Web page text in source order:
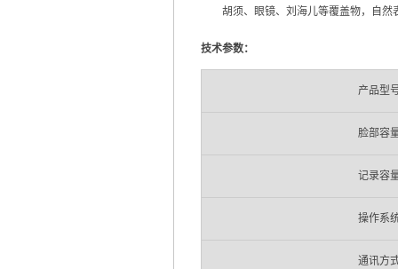
胡须、眼镜、刘海儿等覆盖物，自然
技术参数：
产品型
脸部容
记录容
操作系
通讯方